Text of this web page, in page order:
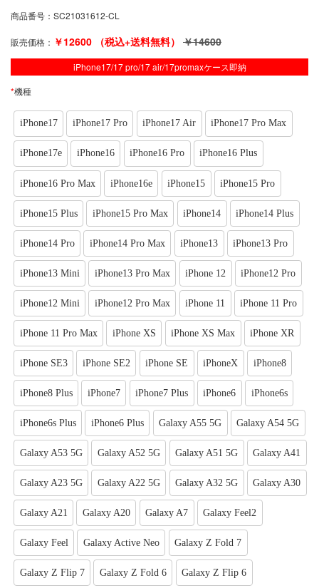
商品番号： SC21031612-CL
販売価格： ￥12600 （税込+送料無料） ￥14600
iPhone17/17 pro/17 air/17promaxケース即納
*機種
iPhone17 iPhone17 Pro iPhone17 Air iPhone17 Pro Max
iPhone17e iPhone16 iPhone16 Pro iPhone16 Plus
iPhone16 Pro Max iPhone16e iPhone15 iPhone15 Pro
iPhone15 Plus iPhone15 Pro Max iPhone14 iPhone14 Plus
iPhone14 Pro iPhone14 Pro Max iPhone13 iPhone13 Pro
iPhone13 Mini iPhone13 Pro Max iPhone 12 iPhone12 Pro
iPhone12 Mini iPhone12 Pro Max iPhone 11 iPhone 11 Pro
iPhone 11 Pro Max iPhone XS iPhone XS Max iPhone XR
iPhone SE3 iPhone SE2 iPhone SE iPhoneX iPhone8
iPhone8 Plus iPhone7 iPhone7 Plus iPhone6 iPhone6s
iPhone6s Plus iPhone6 Plus Galaxy A55 5G Galaxy A54 5G
Galaxy A53 5G Galaxy A52 5G Galaxy A51 5G Galaxy A41
Galaxy A23 5G Galaxy A22 5G Galaxy A32 5G Galaxy A30
Galaxy A21 Galaxy A20 Galaxy A7 Galaxy Feel2
Galaxy Feel Galaxy Active Neo Galaxy Z Fold 7
Galaxy Z Flip 7 Galaxy Z Fold 6 Galaxy Z Flip 6